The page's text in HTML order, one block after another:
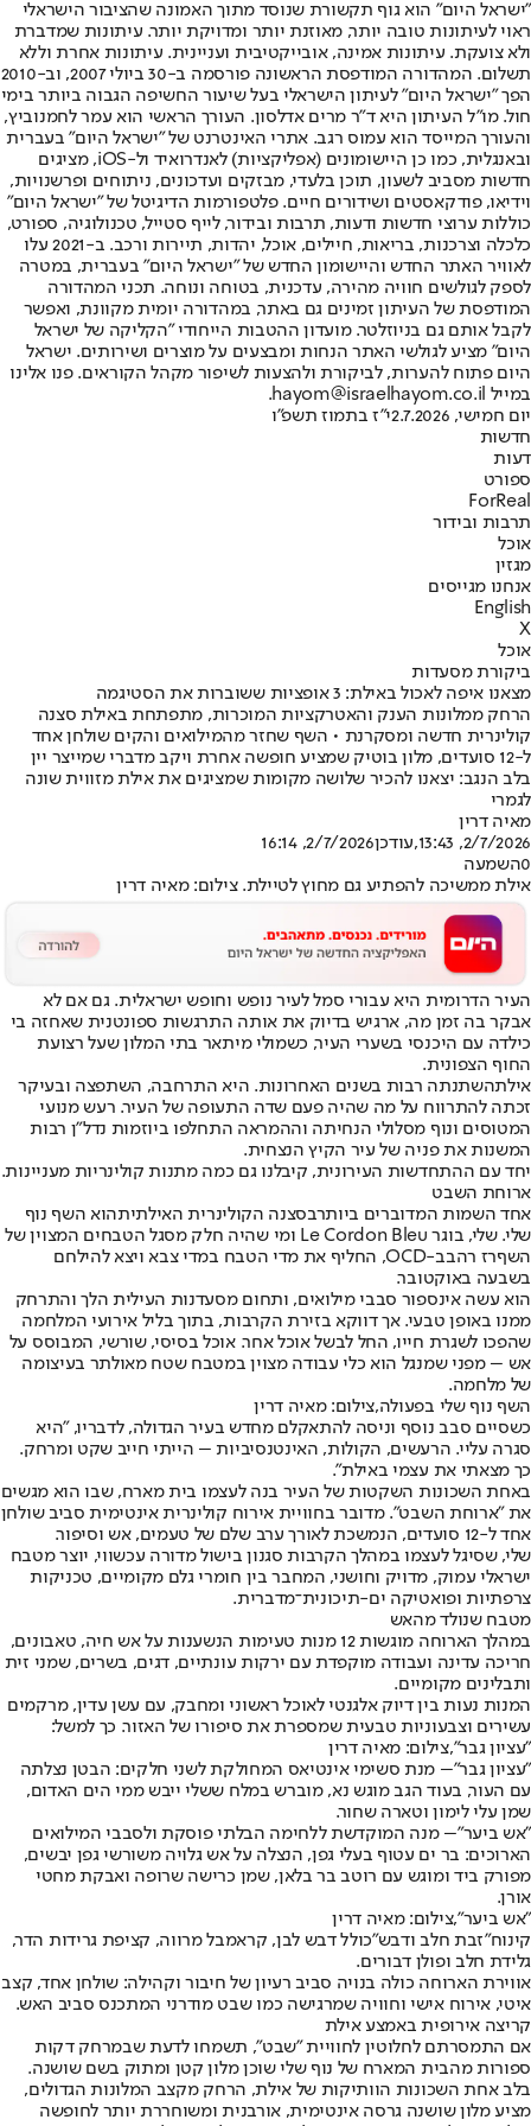
"ישראל היום" הוא גוף תקשורת שנוסד מתוך האמונה שהציבור הישראלי
ראוי לעיתונות טובה יותר, מאוזנת יותר ומדויקת יותר. עיתונות שמדברת
ולא צועקת. עיתונות אמינה, אובייקטיבית ועניינית. עיתונות אחרת וללא
תשלום. המהדורה המודפסת הראשונה פורסמה ב-30 ביולי 2007, וב-2010
הפך "ישראל היום" לעיתון הישראלי בעל שיעור החשיפה הגבוה ביותר בימי
חול. מו"ל העיתון היא ד"ר מרים אדלסון. העורך הראשי הוא עמר לחמנוביץ,
והעורך המייסד הוא עמוס רגב. אתרי האינטרנט של "ישראל היום" בעברית
ובאנגלית, כמו כן היישומונים (אפליקציות) לאנדרואיד ול-iOS, מציגים
חדשות מסביב לשעון, תוכן בלעדי, מבזקים ועדכונים, ניתוחים ופרשנויות,
וידיאו, פודקאסטים ושידורים חיים. פלטפורמות הדיגיטל של "ישראל היום"
כוללות ערוצי חדשות ודעות, תרבות ובידור, לייף סטייל, טכנולוגיה, ספורט,
כלכלה וצרכנות, בריאות, חיילים, אוכל, יהדות, תיירות ורכב. ב-2021 עלו
לאוויר האתר החדש והיישומון החדש של "ישראל היום" בעברית, במטרה
לספק לגולשים חוויה מהירה, עדכנית, בטוחה ונוחה. תכני המהדורה
המודפסת של העיתון זמינים גם באתר, במהדורה יומית מקוונת, ואפשר
לקבל אותם גם בניוזלטר. מועדון ההטבות הייחודי "הקליקה של ישראל
היום" מציע לגולשי האתר הנחות ומבצעים על מוצרים ושירותים. ישראל
היום פתוח להערות, לביקורת ולהצעות לשיפור מקהל הקוראים. פנו אלינו
במייל hayom@israelhayom.co.il.
יום חמישי, 2.7.2026
י"ז בתמוז תשפ"ו
חדשות
דעות
ספורט
ForReal
תרבות ובידור
אוכל
מגזין
אנחנו מגייסים
English
X
אוכל
ביקורת מסעדות
מצאנו איפה לאכול באילת: 3 אופציות ששוברות את הסטיגמה
הרחק ממלונות הענק והאטרקציות המוכרות, מתפתחת באילת סצנה
קולינרית חדשה ומסקרנת • השף שחזר מהמילואים והקים שולחן אחד
ל-12 סועדים, מלון בוטיק שמציע חופשה אחרת ויקב מדברי שמייצר יין
בלב הנגב: יצאנו להכיר שלושה מקומות שמציגים את אילת מזווית שונה
לגמרי
מאיה דרין
2/7/2026, 13:43
,עודכן2/7/2026, 16:14
0השמעה
אילת ממשיכה להפתיע גם מחוץ לטיילת. צילום: מאיה דרין
העיר הדרומית היא עבורי סמל לעיר נופש וחופש ישראלית. גם אם לא
אבקר בה זמן מה, ארגיש בדיוק את אותה התרגשות ספונטנית שאחזה בי
כילדה עם היכנסי בשערי העיר, כשמולי מיתאר בתי המלון שעל רצועת
החוף הצפונית.
אילתהשתנתה רבות בשנים האחרונות. היא התרחבה, השתפצה ובעיקר
זכתה להתרווח על מה שהיה פעם שדה התעופה של העיר. רעש מנועי
המטוסים ונוף מסלולי הנחיתה וההמראה התחלפו ביוזמות נדל"ן רבות
המשנות את פניה של עיר הקיץ הנצחית.
יחד עם ההתחדשות העירונית, קיבלנו גם כמה מתנות קולינריות מעניינות.
ארוחת השבט
אחד השמות המדוברים ביותרבסצנה הקולינרית האילתיתהוא השף נוף
שלי. שלי, בוגר Le Cordon Bleu ומי שהיה חלק מסגל הטבחים המצוין של
השףרז רהב
ב-OCD, החליף את מדי הטבח במדי צבא ויצא להילחם
בשבעה באוקטובר.
הוא עשה אינספור סבבי מילואים, ותחום מסעדנות העילית הלך והתרחק
ממנו באופן טבעי. אך דווקא בזירת הקרבות, בתוך בליל אירועי המלחמה
שהפכו לשגרת חייו, החל לבשל אוכל אחר. אוכל בסיסי, שורשי, המבוסס על
אש – מפני שמנגל הוא כלי עבודה מצוין במטבח שטח מאולתר בעיצומה
של מלחמה.
השף נוף שלי בפעולה,צילום: מאיה דרין
כשסיים סבב נוסף וניסה להתאקלם מחדש בעיר הגדולה, לדבריו, "היא
סגרה עליי. הרעשים, הקולות, האינטנסיביות – הייתי חייב שקט ומרחק.
כך מצאתי את עצמי באילת".
באחת השכונות השקטות של העיר בנה לעצמו בית מארח, שבו הוא מגשים
את "ארוחת השבט". מדובר בחוויית אירוח קולינרית אינטימית סביב שולחן
אחד ל-12 סועדים, הנמשכת לאורך ערב שלם של טעמים, אש וסיפור.
שלי, שסיגל לעצמו במהלך הקרבות סגנון בישול מדורה עכשווי, יוצר מטבח
ישראלי עמוק, מדויק וחושני, המחבר בין חומרי גלם מקומיים, טכניקות
צרפתיות ופואטיקה ים-תיכונית־מדברית.
מטבח שנולד מהאש
במהלך הארוחה מוגשות 12 מנות טעימות הנשענות על אש חיה, טאבונים,
חריכה עדינה ועבודה מוקפדת עם ירקות עונתיים, דגים, בשרים, שמני זית
ותבלינים מקומיים.
המנות נעות בין דיוק אלגנטי לאוכל ראשוני ומחבק, עם עשן עדין, מרקמים
עשירים וצבעוניות טבעית שמספרת את סיפורו של האזור. כך למשל:
"עציון גבר",צילום: מאיה דרין
"עציון גבר"– מנת סשימי אינטיאס המחולקת לשני חלקים: הבטן נצלתה
עם העור, בעוד הגב מוגש נא, מוברש במלח ששלי ייבש ממי הים האדום,
שמן עלי לימון וטארה שחור.
"אש ביער"– מנה המוקדשת ללחימה הבלתי פוסקת ולסבבי המילואים
הארוכים: בר ים עטוף בעלי גפן, הנצלה על אש גלויה משורשי גפן יבשים,
מפורק ביד ומוגש עם רוטב בר בלאן, שמן כרישה שרופה ואבקת מחטי
אורן.
"אש ביער",צילום: מאיה דרין
קינוח"זבת חלב ודבש"כולל דבש לבן, קראמבל מרווה, קציפת גרידות הדר,
גלידת חלב ופולן דבורים.
אווירת הארוחה כולה בנויה סביב רעיון של חיבור וקהילה: שולחן אחד, קצב
איטי, אירוח אישי וחוויה שמרגישה כמו שבט מודרני המתכנס סביב האש.
קריצה אירופית באמצע אילת
אם התמסרתם לחלוטין לחוויית "שבט", תשמחו לדעת שבמרחק דקות
ספורות מהבית המארח של נוף שלי שוכן מלון קטן ומתוק בשם שושנה.
בלב אחת השכונות הוותיקות של אילת, הרחק מקצב המלונות הגדולים,
מציע מלון שושנה גרסה אינטימית, אורבנית ומשוחררת יותר לחופשה